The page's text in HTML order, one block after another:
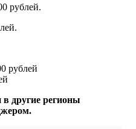
рублей.
рублей
в другие регионы